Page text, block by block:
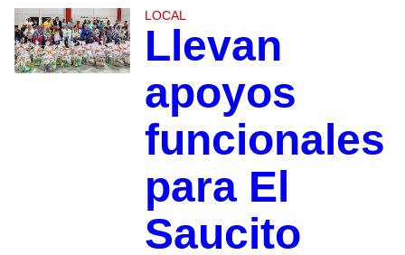
LOCAL
Llevan
apoyos
funcionales
para El
Saucito